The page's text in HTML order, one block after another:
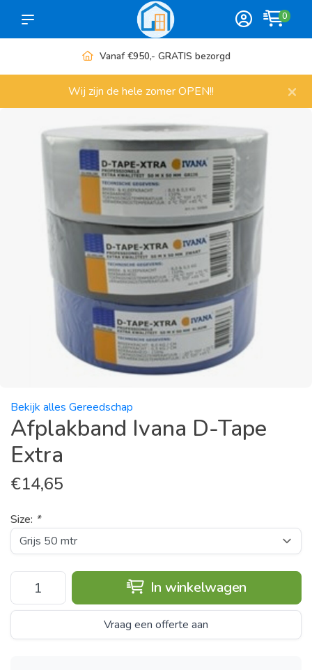
0
Meer dan 1000 artikelen
Wij zijn de hele zomer OPEN!! ×
Bekijk alles Gereedschap
Afplakband Ivana D-Tape
Extra
€14,65
Size: *
In winkelwagen
Vraag een offerte aan